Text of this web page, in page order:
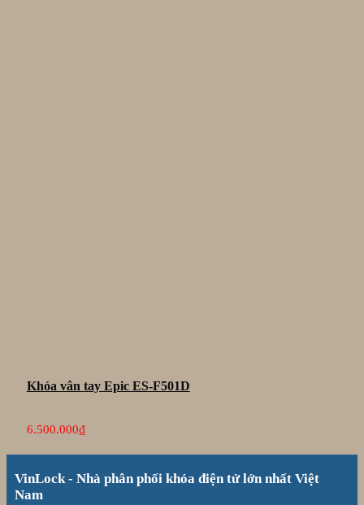
Khóa vân tay Epic ES-F501D
6.500.000₫
VinLock - Nhà phân phối khóa điện tử lớn nhất Việt
Nam